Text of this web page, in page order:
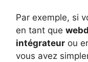
Par exemple, si
en tant que
intégrateur ou
vous avez